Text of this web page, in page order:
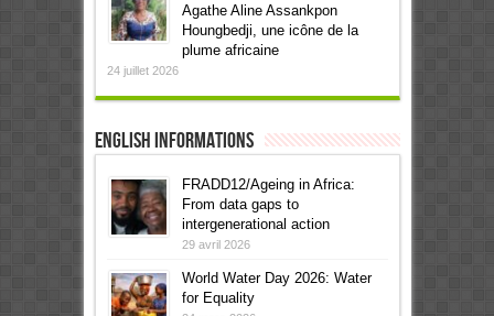
Agathe Aline Assankpon
Houngbedji, une icône de la
plume africaine
24 juillet 2026
English informations
FRADD12/Ageing in Africa:
From data gaps to
intergenerational action
29 avril 2026
World Water Day 2026: Water
for Equality